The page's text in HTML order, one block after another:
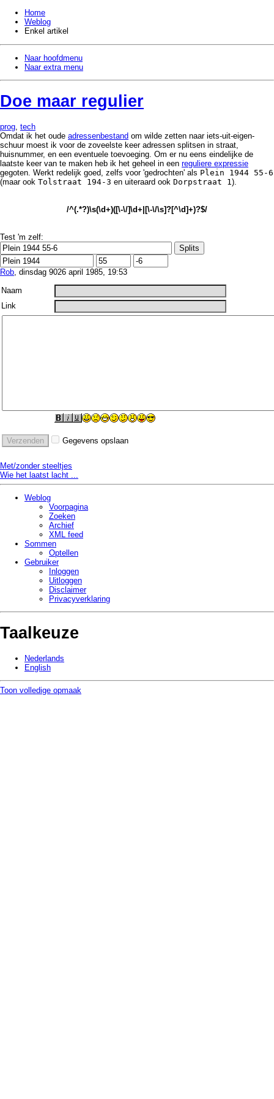
Home
Weblog
Enkel artikel
Naar hoofdmenu
Naar extra menu
Doe maar regulier
prog, tech
Omdat ik het oude adressenbestand om wilde zetten naar iets-uit-eigen-
schuur moest ik voor de zoveelste keer adressen splitsen in straat,
huisnummer, en een eventuele toevoeging. Om er nu eens eindelijke de
laatste keer van te maken heb ik het geheel in een reguliere expressie
gegoten. Werkt redelijk goed, zelfs voor 'gedrochten' als Plein 1944 55-6
(maar ook Tolstraat 194-3 en uiteraard ook Dorpstraat 1).
/^(.*?)\s(\d+)([\-\/]\d+|[\-\/\s]?[^\d]+)?$/
Test 'm zelf:
Rob, dinsdag 9026 april 1985, 19:53
Naam
Link
Gegevens opslaan
Met/zonder steeltjes
Wie het laatst lacht ...
Weblog
Voorpagina
Zoeken
Archief
XML feed
Sommen
Optellen
Gebruiker
Inloggen
Uitloggen
Disclaimer
Privacy­verklaring
Taalkeuze
Nederlands
English
Toon volledige opmaak